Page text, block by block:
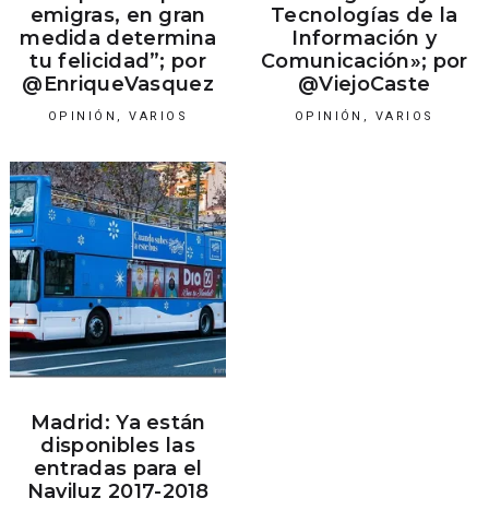
emigras, en gran
medida determina
tu felicidad”; por
@EnriqueVasquez
OPINIÓN ,VARIOS
Tecnologías de la
Información y
Comunicación»; por
@ViejoCaste
OPINIÓN , VARIOS
Madrid: Ya están
disponibles las
entradas para el
Naviluz 2017-2018